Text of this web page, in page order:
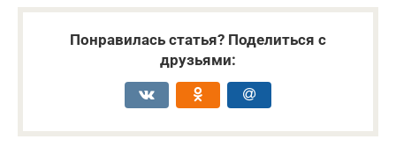
Понравилась статья? Поделиться с
друзьями: